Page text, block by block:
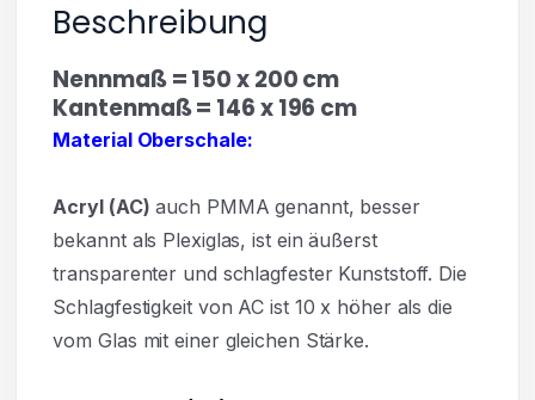
Beschreibung
Nennmaß = 150 x 200 cm
Kantenmaß = 146 x 196 cm
Material Oberschale:
Acryl (AC) auch PMMA genannt, besser
bekannt als Plexiglas, ist ein äußerst
transparenter und schlagfester Kunststoff. Die
Schlagfestigkeit von AC ist 10 x höher als die
vom Glas mit einer gleichen Stärke.